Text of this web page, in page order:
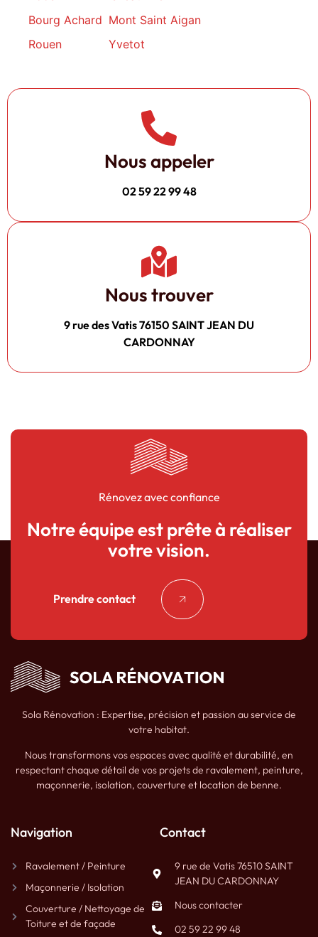
Bourg Achard
Rouen
Mont Saint Aigan
Yvetot
Nous appeler
02 59 22 99 48
Nous trouver
9 rue des Vatis 76150 SAINT JEAN DU
CARDONNAY
Rénovez avec confiance
Notre équipe est prête à réaliser
votre vision.
Prendre contact
Sola Rénovation : Expertise, précision et passion au service de
votre habitat.
Nous transformons vos espaces avec qualité et durabilité, en
respectant chaque détail de vos projets de ravalement, peinture,
maçonnerie, isolation, couverture et location de benne.
Navigation
Ravalement / Peinture
Maçonnerie / Isolation
Couverture / Nettoyage de
Toiture et de façade
Contact
9 rue de Vatis 76510 SAINT
JEAN DU CARDONNAY
Nous contacter
02 59 22 99 48